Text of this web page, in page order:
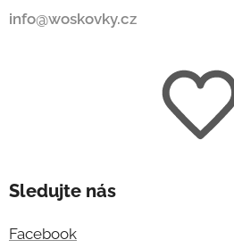
info@woskovky.cz
Sledujte nás
Facebook